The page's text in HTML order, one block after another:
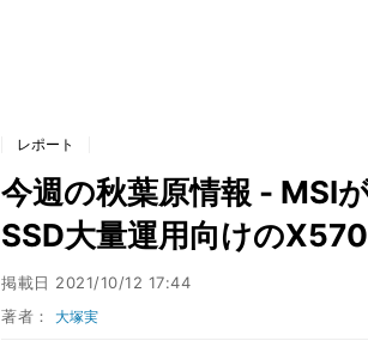
レポート
今週の秋葉原情報 - MSI
SSD大量運用向けの
掲載日 2021/10/12 17:44
著者：大塚実